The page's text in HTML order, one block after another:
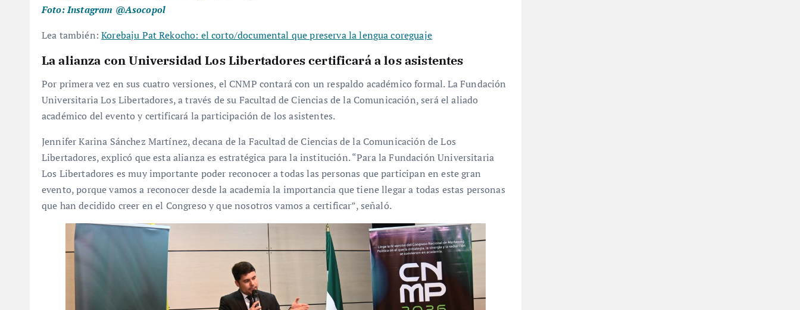
Foto: Instagram @Asocopol
Lea también:Korebaju Pat Rekocho: el corto/documental que preserva la lengua coreguaje
La alianza con Universidad Los Libertadores certificará a los asistentes
Por primera vez en sus cuatro versiones, el CNMP contará con un respaldo académico formal. La Fundación
Universitaria Los Libertadores, a través de su Facultad de Ciencias de la Comunicación, será el aliado
académico del evento y certificará la participación de los asistentes.
Jennifer Karina Sánchez Martínez, decana de la Facultad de Ciencias de la Comunicación de Los
Libertadores, explicó que esta alianza es estratégica para la institución. “Para la Fundación Universitaria
Los Libertadores es muy importante poder reconocer a todas las personas que participan en este gran
evento, porque vamos a reconocer desde la academia la importancia que tiene llegar a todas estas personas
que han decidido creer en el Congreso y que nosotros vamos a certificar”, señaló.